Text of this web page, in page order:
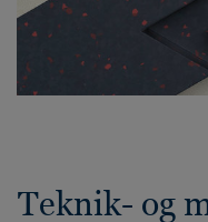
Teknik- og